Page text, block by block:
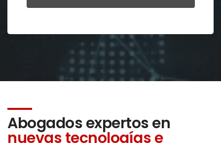
Abogados expertos en
nuevas tecnologías e